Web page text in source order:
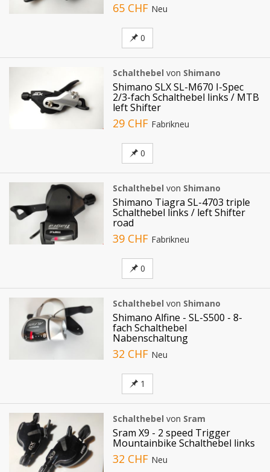
65 CHF Neu
0
Schalthebel von Shimano
Shimano SLX SL-M670 I-Spec
2/3-fach Schalthebel links / MTB
left Shifter
29 CHF Fabrikneu
0
Schalthebel von Shimano
Shimano Tiagra SL-4703 triple
Schalthebel links / left Shifter
road
39 CHF Fabrikneu
0
Schalthebel von Shimano
Shimano Alfine - SL-S500 - 8-
fach Schalthebel
Nabenschaltung
32 CHF Neu
1
Schalthebel von Sram
Sram X9 - 2 speed Trigger
Mountainbike Schalthebel links
32 CHF Neu